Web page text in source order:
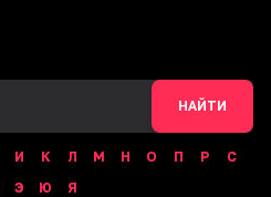
НАЙТИ
И К Л М Н О П Р
С
Э Ю
Я